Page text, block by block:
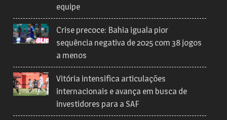
equipe
Crise precoce: Bahia iguala pior
sequência negativa de 2025 com 38 jogos
a menos
Vitória intensifica articulações
internacionais e avança em busca de
investidores para a SAF